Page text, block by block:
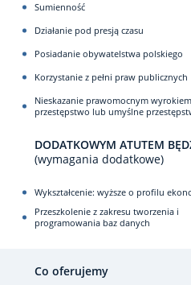
Sumienność
Działanie pod presją czasu
Posiadanie obywatelstwa polskiego
Korzystanie z pełni praw publicznych
Nieskazanie prawomocnym
przestępstwo lub umyślne
DODATKOWYM ATUTEM
(wymagania dodatkowe)
Wykształcenie: wyższe o profilu
Przeszkolenie z zakresu tworzenia i
programowania baz danych
Co oferujemy